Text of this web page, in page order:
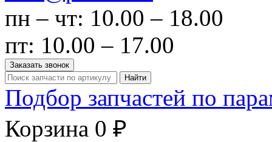
пн – чт: 10.00 – 18.00
пт: 10.00 – 17.00
Заказать звонок
Найти
Подбор запчастей по
Корзина 0 ₽